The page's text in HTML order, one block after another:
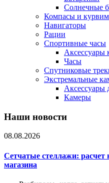
Солнечные
Компасы и
Навигаторы
Рации
Спортивные часы
Аксессуары
Часы
Спутниковые
Экстремальные
Аксессуары
Камеры
Наши новости
08.08.2026
Сетчатые стеллажи: расчет
магазина